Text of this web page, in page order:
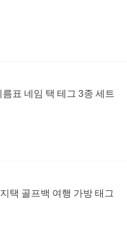
표 네임 택 테그 3종 세트
택 골프백 여행 가방 태그